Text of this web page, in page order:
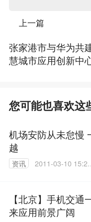
上一篇
张家港市与华为共
慧城市应用创新中
您可能也喜欢这
机场安防从未怠慢
越
资讯
2011-03-10
【北京】手机交通
来应用前景广阔